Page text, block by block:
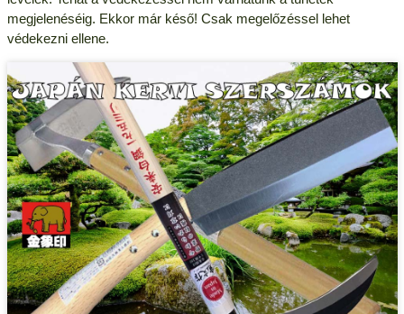
megjelenéséig. Ekkor már késő! Csak megelőzéssel lehet
védekezni ellene.